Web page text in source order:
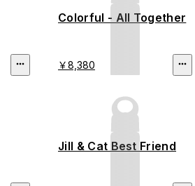
Colorful - All Together
￥8,380
Jill & Cat Best Friend